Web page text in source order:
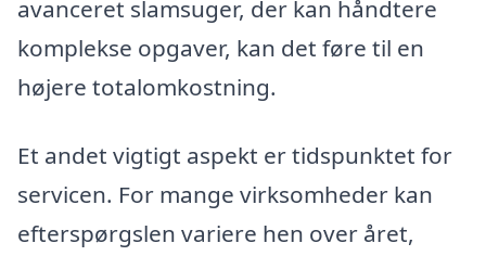
avanceret slamsuger, der kan håndtere
komplekse opgaver, kan det føre til en
højere totalomkostning.
Et andet vigtigt aspekt er tidspunktet for
servicen. For mange virksomheder kan
efterspørgslen variere hen over året,